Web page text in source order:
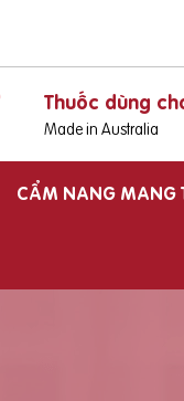
Thuốc dùng
Made in Australia
CẨM NANG MANG